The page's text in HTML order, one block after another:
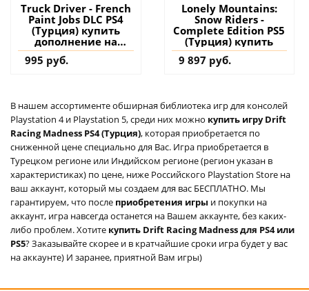
Truck Driver - French
Paint Jobs DLC PS4
(Турция) купить
дополнение на
аккаунт
995 руб.
Lonely Mountains:
Snow Riders -
Complete Edition PS5
(Турция) купить
9 897 руб.
В нашем ассортименте обширная библиотека игр для консолей
Playstation 4 и Playstation 5, среди них можно купить игру Drift
Racing Madness PS4 (Турция), которая приобретается по
сниженной цене специально для Вас. Игра приобретается в
Турецком регионе или Индийском регионе (регион указан в
характеристиках) по цене, ниже Российского Playstation Store на
ваш аккаунт, который мы создаем для вас БЕСПЛАТНО. Мы
гарантируем, что после приобретения игры и покупки на
аккаунт, игра навсегда останется на Вашем аккаунте, без каких-
либо проблем. Хотите купить Drift Racing Madness для PS4 или
PS5? Заказывайте скорее и в кратчайшие сроки игра будет у вас
на аккаунте) И заранее, приятной Вам игры)